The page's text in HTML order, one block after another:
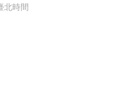
北時間